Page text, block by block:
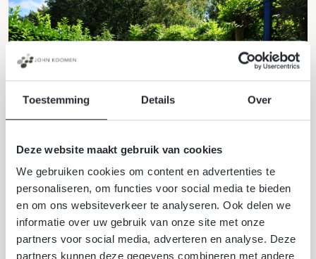
Toestemming Details Over
Deze website maakt gebruik van cookies
We gebruiken cookies om content en advertenties te
personaliseren, om functies voor social media te bieden
en om ons websiteverkeer te analyseren. Ook delen we
informatie over uw gebruik van onze site met onze
partners voor social media, adverteren en analyse. Deze
partners kunnen deze gegevens combineren met andere
25 juni 2026
Bomen tegen hittestress
Bomen zijn een natuurlijke oplossing voor hittestress.
Ze bieden schaduw, houden vocht in de lucht en